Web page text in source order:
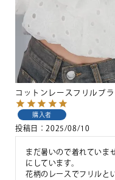
コットンレースフリルブラ
購入者
投稿日 2025/08/10
まだ暑いので着れていま
にしています。
花柄のレースでフリルと